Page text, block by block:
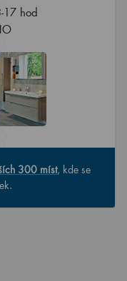
17 hod
300 míst, kde se